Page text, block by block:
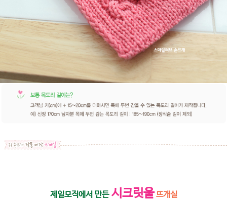
제일모직에서 만든 시크릿울 뜨개실